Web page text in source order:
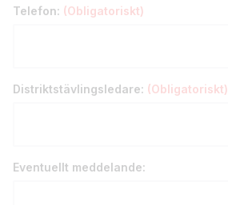
Telefon: (Obligatoriskt)
Distriktstävlingsledare: (Obligatoriskt)
Eventuellt meddelande: